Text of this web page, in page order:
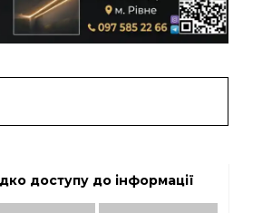
доступу до інформації